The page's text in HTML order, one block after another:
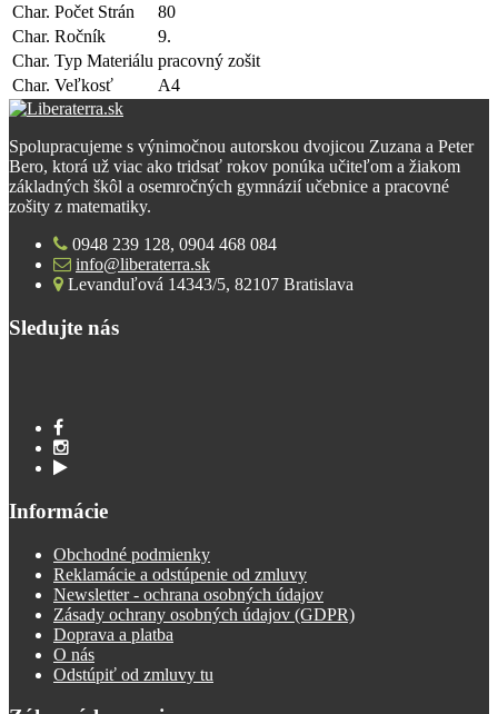
Char. Počet Strán
80
Char. Ročník
9.
Char. Typ Materiálu pracovný zošit
Char. Veľkosť
A4
Spolupracujeme s výnimočnou autorskou dvojicou Zuzana a Peter
Bero, ktorá už viac ako tridsať rokov ponúka učiteľom a žiakom
základných škôl a osemročných gymnázií učebnice a pracovné
zošity z matematiky.
0948 239 128, 0904 468 084
info@liberaterra.sk
Levanduľová 14343/5, 82107 Bratislava
Sledujte nás
Informácie
Obchodné podmienky
Reklamácie a odstúpenie od zmluvy
Newsletter - ochrana osobných údajov
Zásady ochrany osobných údajov (GDPR)
Doprava a platba
O nás
Odstúpiť od zmluvy tu